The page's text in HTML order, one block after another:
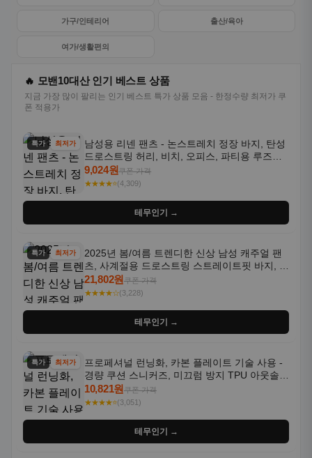
가구/인테리어 출산/육아
여가/생활편의
🔥 모밴10대산 인기 베스트 상품
지금 가장 많이 팔리는 인기 베스트 특가 상품 모음 - 한정수량 최저가 쿠
폰 적용가
특가 최저가
남성용 리넨 팬츠 - 논스트레치 정장 바지, 탄성
드로스트링 허리, 비치, 오피스, 파티용 루즈핏
트라우저 - 세탁기 사용 가능한 캐주얼 정장 의
상
9,024원쿠폰 가격
★★★★⭐(4,309)
테무인기 →
특가 최저가
2025년 봄/여름 트렌디한 신상 남성 캐주얼 팬
츠, 사계절용 드로스트링 스트레이트핏 바지, 한
국 스타일, 활용도 높은 아웃도어 및 정장용, 발
목 바지
21,802원쿠폰 가격
★★★★☆(3,228)
테무인기 →
특가 최저가
프로페셔널 런닝화, 카본 플레이트 기술 사용 -
경량 쿠션 스니커즈, 미끄럼 방지 TPU 아웃솔,
통기성 화이트-퍼플 그라데이션, 헬스, 트레이
닝 - 남성용, 여성용, 모든 계절에 적합
10,821원쿠폰 가격
★★★★⭐(3,051)
테무인기 →